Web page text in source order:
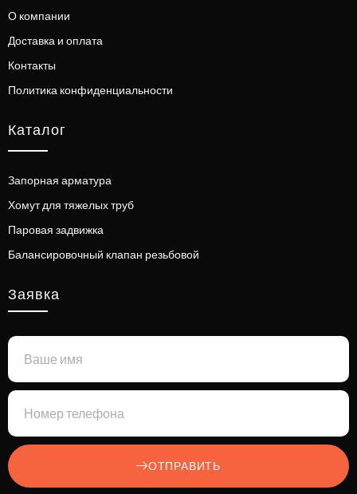
О компании
Доставка и оплата
Контакты
Политика конфиденциальности
Каталог
Запорная арматура
Хомут для тяжелых труб
Паровая задвижка
Балансировочный клапан резьбовой
Заявка
ОТПРАВИТЬ